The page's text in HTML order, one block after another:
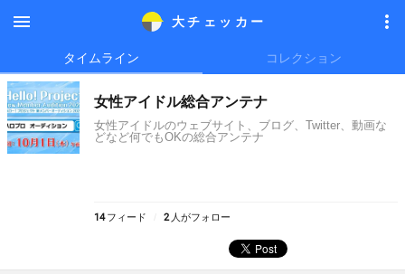
大チェッカ ー
女性アイドル総合アンテナ
女性アイドルのウェブサイト、ブログ、Twitter、動画な
どなど何でもOKの総合アンテナ
14 フィード 2 人がフォロー
タイムライン コレクション